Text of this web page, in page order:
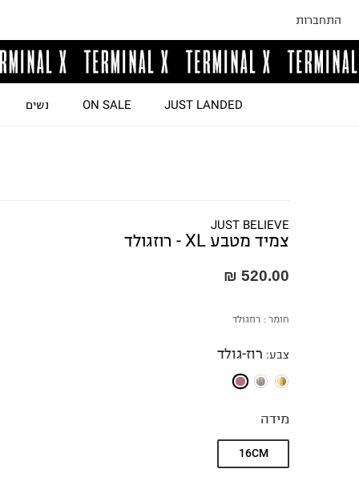
התחברות
JUST LANDED
ON SALE נשים
JUST BELIEVE
צמיד מטבע XL - רוזגולד
520.00 ₪
חומר : רוזגולד
צבע: רוז-גולד
מידה
16CM